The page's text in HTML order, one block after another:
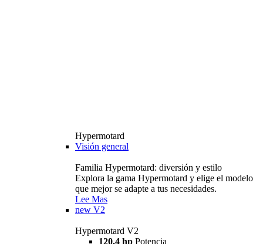
Hypermotard
Visión general
Familia Hypermotard: diversión y estilo
Explora la gama Hypermotard y elige el modelo
que mejor se adapte a tus necesidades.
Lee Mas
new V2
Hypermotard V2
120,4 hp Potencia